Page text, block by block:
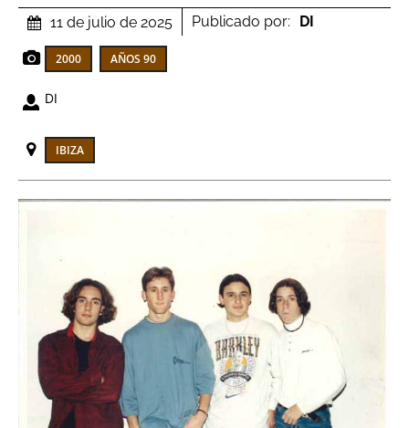
11 de julio de 2025 Publicado por: DI
2000 AÑOS 90
DI
IBIZA